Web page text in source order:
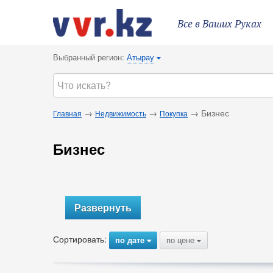
Все в Ваших Руках
Выбранный регион: Атырау {
Главная → Недвижимость → Покупка → Бизнес
Бизнес
Развернуть
Сортировать: по дате{ по цене {